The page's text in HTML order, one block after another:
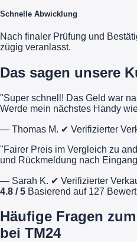
Schnelle Abwicklung
Nach finaler Prüfung und
zügig veranlasst.
Das sagen unsere
"Super schnell! Das Geld war
Werde mein nächstes Handy
— Thomas M. ✔ Verifizierter
"Fairer Preis im Vergleich zu
und Rückmeldung nach
— Sarah K. ✔ Verifizierter
4.8 / 5 Basierend auf 127
Häufige Fragen
bei TM24